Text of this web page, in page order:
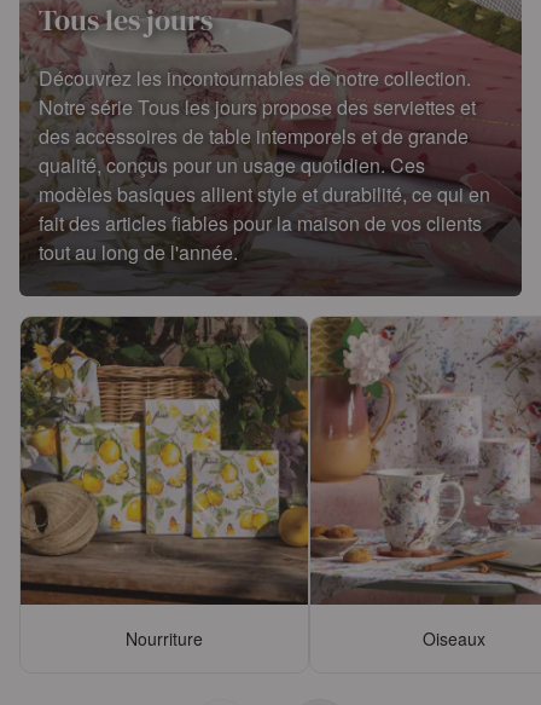
Tous les jours
Découvrez les incontournables de notre collection.
Notre série Tous les jours propose des serviettes et
des accessoires de table intemporels et de grande
qualité, conçus pour un usage quotidien. Ces
modèles basiques allient style et durabilité, ce qui en
fait des articles fiables pour la maison de vos clients
tout au long de l'année.
Nourriture Oiseaux